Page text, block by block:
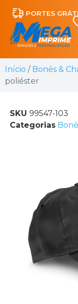
PORTES
Início / Bonés &
poliéster
SKU 99547-103
Categorias